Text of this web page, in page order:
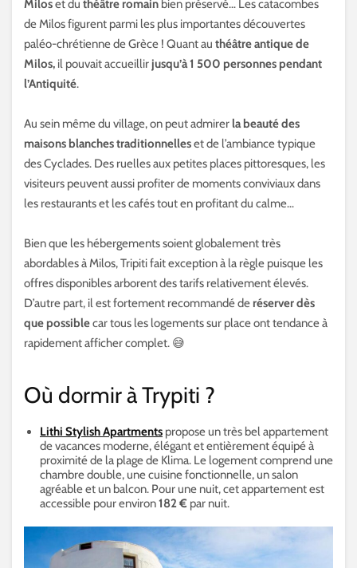
Miloset du théâtre romain bien préservé… Les catacombes
de Milos figurent parmi les plus importantes découvertes
paléo-chrétienne de Grèce ! Quant au théâtre antique de
Milos, il pouvait accueillir jusqu’à 1 500 personnes pendant
l’Antiquité.
Au sein même du village, on peut admirer la beauté des
maisons blanches traditionnelleset de l’ambiance typique
des Cyclades. Des ruelles aux petites places pittoresques, les
visiteurs peuvent aussi profiter de moments conviviaux dans
les restaurants et les cafés tout en profitant du calme…
Bien que les hébergements soient globalement très
abordables à Milos, Tripiti fait exception à la règle puisque les
offres disponibles arborent des tarifs relativement élevés.
D’autre part, il est fortement recommandé de réserver dès
que possiblecar tous les logements sur place ont tendance à
rapidement afficher complet. 😅
Où dormir à Trypiti ?
Lithi Stylish Apartments propose un très bel appartement
de vacances moderne, élégant et entièrement équipé à
proximité de la plage de Klima. Le logement comprend une
chambre double, une cuisine fonctionnelle, un salon
agréable et un balcon. Pour une nuit, cet appartement est
accessible pour environ182 € par nuit.